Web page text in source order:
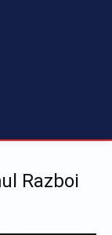
Razboi